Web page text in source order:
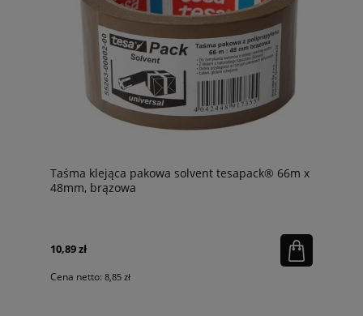
Taśma klejąca pakowa solvent tesapack® 66m x
48mm, brązowa
10,89 zł
Cena netto: 8,85 zł